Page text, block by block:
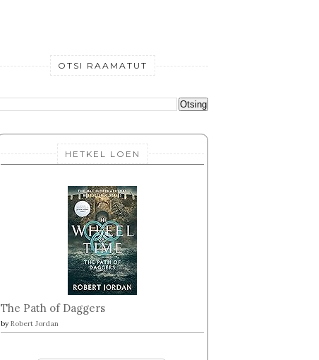
OTSI RAAMATUT
HETKEL LOEN
The Path of Daggers
by Robert Jordan